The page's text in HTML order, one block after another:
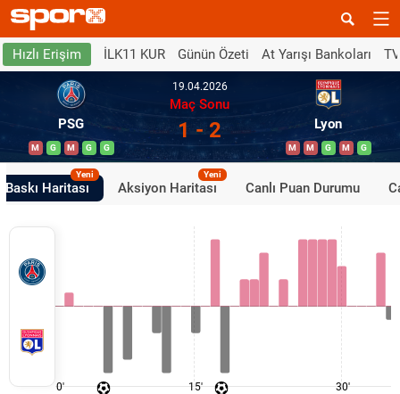
Hızlı Erişim İLK11 KUR Günün Özeti At Yarışı Bankoları
PSG
M G M G G
19.04.2026
Maç Sonu
1 - 2 Lyon
M M G M G
Baskı Haritası
Yeni
Aksiyon Haritası
Yeni
Canlı Puan Durumu
0' 15' 30'